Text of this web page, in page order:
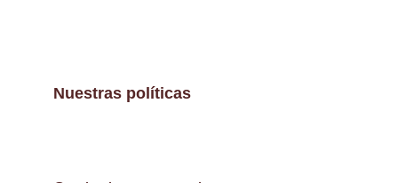
Nuestras políticas